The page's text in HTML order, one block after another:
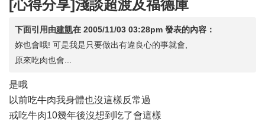
[心得分享]淺談超渡及福德庫
下面引用由建凱在 2005/11/03 03:28pm 發表的內容：
妳也會哦! 可是我是只要做出有違良心的事就會,
原來吃肉也會...
是哦
以前吃牛肉我身體也沒這樣反常過
戒吃牛肉10幾年後沒想到吃了會這樣